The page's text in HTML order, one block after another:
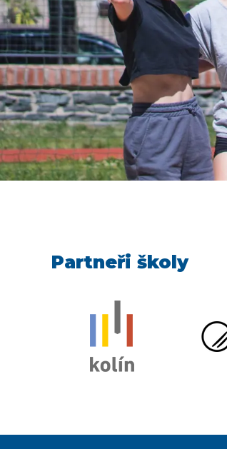
Partneři školy